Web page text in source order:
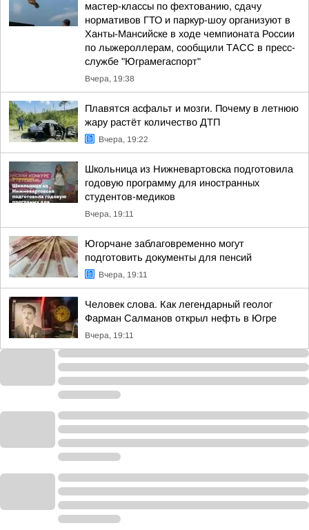
мастер-классы по фехтованию, сдачу
нормативов ГТО и паркур-шоу организуют в
Ханты-Мансийске в ходе чемпионата России
по лыжероллерам, сообщили ТАСС в пресс-
службе "Юграмегаспорт"
Вчера, 19:38
Плавятся асфальт и мозги. Почему в летнюю
жару растёт количество ДТП
Вчера, 19:22
Школьница из Нижневартовска подготовила
годовую программу для иностранных
студентов-медиков
Вчера, 19:11
Югорчане заблаговременно могут
подготовить документы для пенсий
Вчера, 19:11
Человек слова. Как легендарный геолог
Фарман Салманов открыл нефть в Югре
Вчера, 19:11